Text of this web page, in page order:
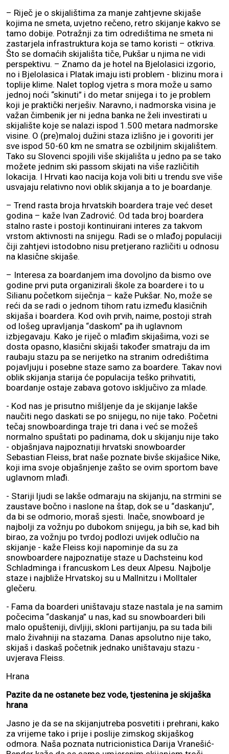
– Riječ je o skijalištima za manje zahtjevne skijaše
kojima ne smeta, uvjetno rečeno, retro skijanje kakvo se
tamo dobije. Potražnji za tim odredištima ne smeta ni
zastarjela infrastruktura koja se tamo koristi – otkriva.
Što se domaćih skijališta tiče, Pukšar u njima ne vidi
perspektivu. – Znamo da je hotel na Bjelolasici izgorio,
no i Bjelolasica i Platak imaju isti problem - blizinu mora i
toplije klime. Nalet toplog vjetra s mora može u samo
jednoj noći “skinuti” i do metar snijega i to je problem
koji je praktički nerješiv. Naravno, i nadmorska visina je
važan čimbenik jer ni jedna banka ne želi investirati u
skijalište koje se nalazi ispod 1.500 metara nadmorske
visine. O (pre)maloj dužini staza izlišno je i govoriti jer
sve ispod 50-60 km ne smatra se ozbiljnim skijalištem.
Tako su Slovenci spojili više skijališta u jedno pa se tako
možete jednim ski passom skijati na više različitih
lokacija. I Hrvati kao nacija koja voli biti u trendu sve više
usvajaju relativno novi oblik skijanja a to je boardanje.
– Trend rasta broja hrvatskih boardera traje već deset
godina – kaže Ivan Zadrović. Od tada broj boardera
stalno raste i postoji kontinuirani interes za takvom
vrstom aktivnosti na snijegu. Radi se o mlađoj populaciji
čiji zahtjevi istodobno nisu pretjerano različiti u odnosu
na klasične skijaše.
– Interesa za boardanjem ima dovoljno da bismo ove
godine prvi puta organizirali škole za boardere i to u
Silianu početkom siječnja – kaže Pukšar. No, može se
reći da se radi o jednom tihom ratu između klasičnih
skijaša i boardera. Kod ovih prvih, naime, postoji strah
od lošeg upravljanja “daskom” pa ih uglavnom
izbjegavaju. Kako je riječ o mlađim skijašima, vozi se
dosta opasno, klasični skijaši također smatraju da im
raubaju stazu pa se nerijetko na stranim odredištima
pojavljuju i posebne staze samo za boardere. Takav novi
oblik skijanja starija će populacija teško prihvatiti,
boardanje ostaje zabava gotovo isključivo za mlade.
- Kod nas je prisutno mišljenje da je skijanje lakše
naučiti nego daskati se po snijegu, no nije tako. Početni
tečaj snowboardinga traje tri dana i već se možeš
normalno spuštati po padinama, dok u skijanju nije tako
- objašnjava najpoznatiji hrvatski snowboarder
Sebastian Fleiss, brat naše poznate bivše skijašice Nike,
koji ima svoje objašnjenje zašto se ovim sportom bave
uglavnom mlađi.
- Stariji ljudi se lakše odmaraju na skijanju, na strmini se
zaustave bočno i naslone na štap, dok se u “daskanju”,
da bi se odmorio, moraš sjesti. Inače, snowboard je
najbolji za vožnju po dubokom snijegu, ja bih se, kad bih
birao, za vožnju po tvrdoj podlozi uvijek odlučio na
skijanje - kaže Fleiss koji napominje da su za
snowboardere najpoznatije staze u Dachsteinu kod
Schladminga i francuskom Les deux Alpesu. Najbolje
staze i najbliže Hrvatskoj su u Mallnitzu i Molltaler
glečeru.
- Fama da boarderi uništavaju staze nastala je na samim
počecima “daskanja” u nas, kad su snowboarderi bili
malo opušteniji, divljiji, skloni partijanju, pa su tada bili
malo živahniji na stazama. Danas apsolutno nije tako,
skijaš i daskaš početnik jednako uništavaju stazu -
uvjerava Fleiss.
Hrana
Pazite da ne ostanete bez vode, tjestenina je skijaška
hrana
Jasno je da se na skijanjutreba posvetiti i prehrani, kako
za vrijeme tako i prije i poslije zimskog skijaškog
odmora. Naša poznata nutricionistica Darija Vranešić-